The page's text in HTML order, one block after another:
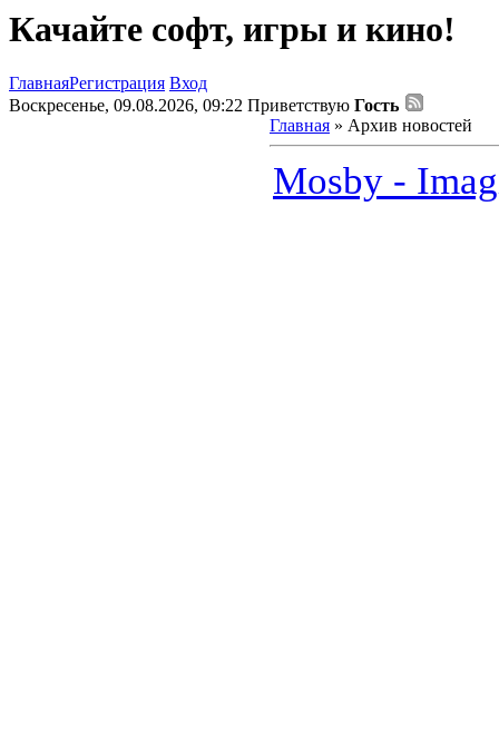
Качайте софт, игры и кино!
ГлавнаяРегистрация Вход
Воскресенье, 09.08.2026, 09:22 Приветствую Гость
Главная » Архив новостей
Mosby -